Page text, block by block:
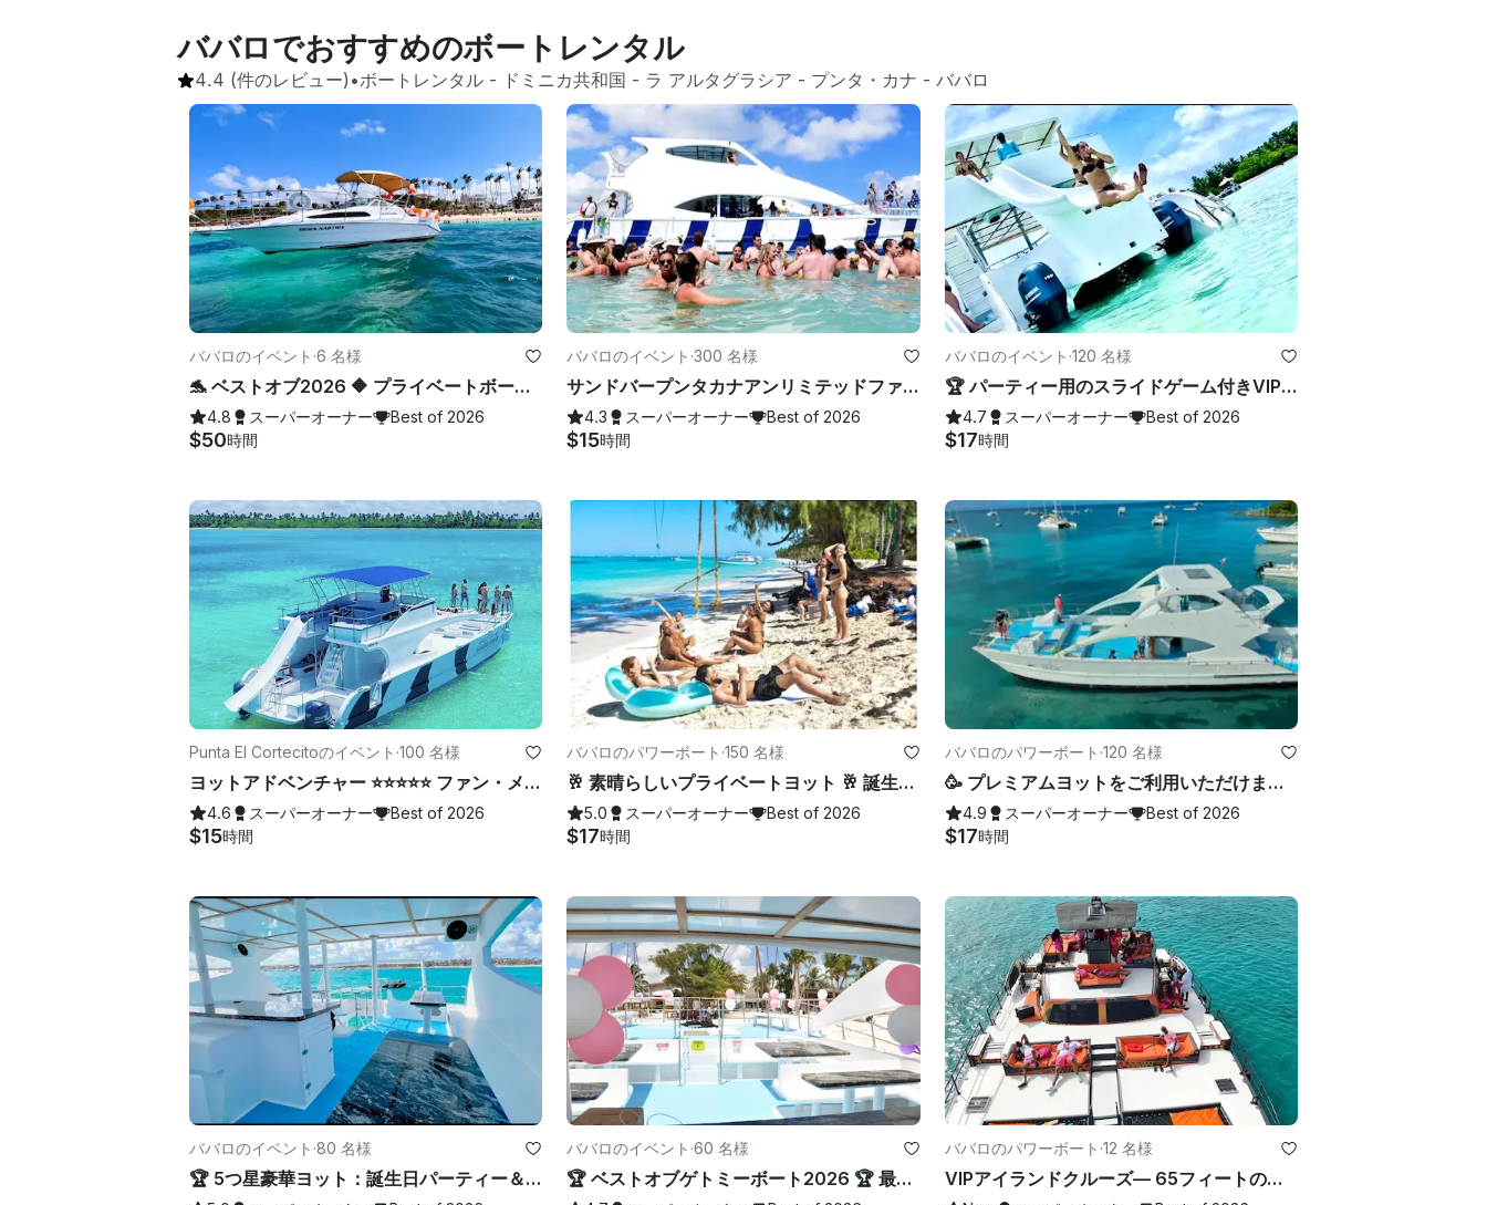
ババロでおすすめのボートレンタル
4.4 (件のレビュー) •ボートレンタル - ドミニカ共和国 - ラ アルタグラシア - プンタ・カナ - ババロ
ババロのイベント ·6 名様
🐬 ベストオブ2026 🔶 プライベートボートツアー 🔶 シュノーケリング、シープール、ワイルドビーチ。
4.8 スーパーオーナー Best of 2026
$50時間
ババロのイベント ·300 名様
サンドバープンタカナアンリミテッドファンシュノーケリングエンターテイメントブーズクルーズバッハ
4.3 スーパーオーナー Best of 2026
$15時間
ババロのイベント ·120 名様
🏆 パーティー用のスライドゲーム付きVIPパーティークルーズ 🥂-完全プライベート！
4.7 スーパーオーナー Best of 2026
$17時間
Punta El Cortecitoのイベント ·100 名様
ヨットアドベンチャー ⭐️⭐️⭐️⭐️⭐️ ファン・メモリーズ、キャプテン＆クルー付属
4.6 スーパーオーナー Best of 2026
$15時間
ババロのパワーボート ·150 名様
🥂 素晴らしいプライベートヨット 🥂 誕生日・バチェラー・パーティーを作る 🍾 家族の再会 🥳
5.0 スーパーオーナー Best of 2026
$17時間
ババロのパワーボート ·120 名様
🥳 プレミアムヨットをご利用いただけます-ミュージック、キャプテン、クルーが含まれています 🧑🏽‍✈
4.9 スーパーオーナー Best of 2026
$17時間
ババロのイベント ·80 名様
🏆 5つ星豪華ヨット：誕生日パーティー＆クルー完全プライベート 🎉
ババロのイベント ·60 名様
🏆 ベストオブゲトミーボート2026 🏆 最大限の快適さを実現する豪華でエレガントなヨット
ババロのパワーボート ·12 名様
VIPアイランドクルーズ— 65フィートのパワーキャットマリンカタマランからサオナまたはカタリナへ